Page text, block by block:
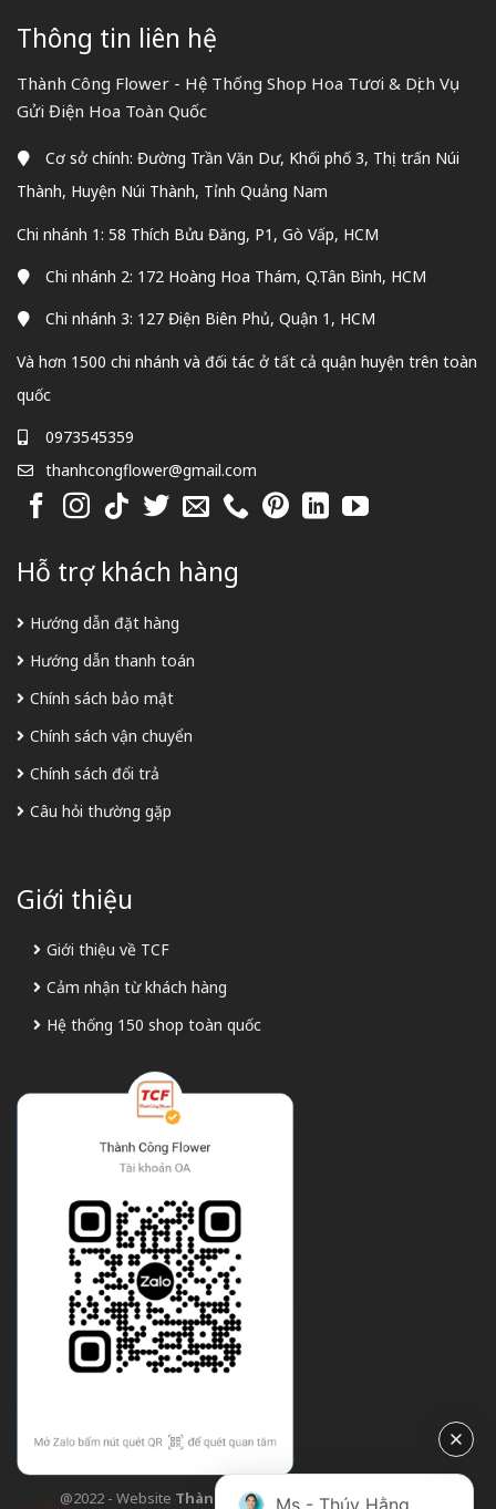
Thông tin liên hệ
Thành Công Flower - Hệ Thống Shop Hoa Tươi & Dịch Vụ
Gửi Điện Hoa Toàn Quốc
Cơ sở chính: Đường Trần Văn Dư, Khối phố 3, Thị trấn Núi
Thành, Huyện Núi Thành, Tỉnh Quảng Nam
Chi nhánh 1: 58 Thích Bửu Đăng, P1, Gò Vấp, HCM
Chi nhánh 2: 172 Hoàng Hoa Thám, Q.Tân Bình, HCM
Chi nhánh 3: 127 Điện Biên Phủ, Quận 1, HCM
Và hơn 1500 chi nhánh và đối tác ở tất cả quận huyện trên toàn
quốc
0973545359
thanhcongflower@gmail.com
Hỗ trợ khách hàng
Hướng dẫn đặt hàng
Hướng dẫn thanh toán
Chính sách bảo mật
Chính sách vận chuyển
Chính sách đổi trả
Câu hỏi thường gặp
Giới thiệu
Giới thiệu về TCF
Cảm nhận từ khách hàng
Hệ thống 150 shop toàn quốc
@2022 - Website Thành Công Flower| Design bởi
Ms - Thúy Hằng